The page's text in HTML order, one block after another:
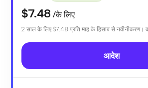
$7.48 /के लिए
2 साल के लिए $7.48 प्रति माह के हिसाब से नवीनीकरण।
आदेश